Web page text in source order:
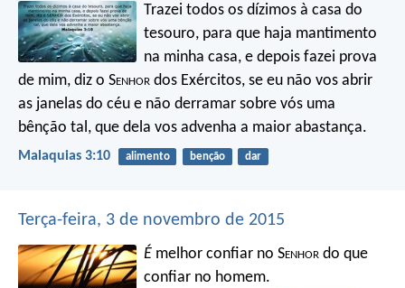
Trazei todos os dízimos à casa do
tesouro, para que haja mantimento
na minha casa, e depois fazei prova
de mim, diz o Senhor dos Exércitos, se eu não vos abrir
as janelas do céu e não derramar sobre vós uma
bênção tal, que dela vos advenha a maior abastança.
Malaquias 3:10 alimento benção dar
Terça-feira, 3 de novembro de 2015
É melhor confiar no Senhor do que
confiar no homem.